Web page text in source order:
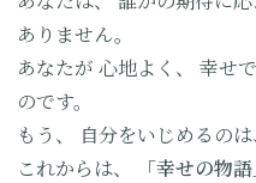
ありません。
あなたが 心地よく、 幸せ
のです。
もう、
自分をいじめるのは
これからは、
「幸せの物